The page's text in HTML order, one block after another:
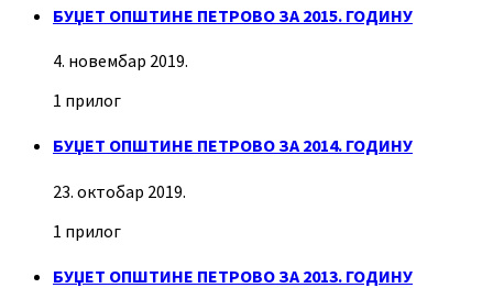
БУЏЕТ ОПШТИНЕ ПЕТРОВО ЗА 2015. ГОДИНУ
4. новембар 2019.
1 прилог
БУЏЕТ ОПШТИНЕ ПЕТРОВО ЗА 2014. ГОДИНУ
23. октобар 2019.
1 прилог
БУЏЕТ ОПШТИНЕ ПЕТРОВО ЗА 2013. ГОДИНУ